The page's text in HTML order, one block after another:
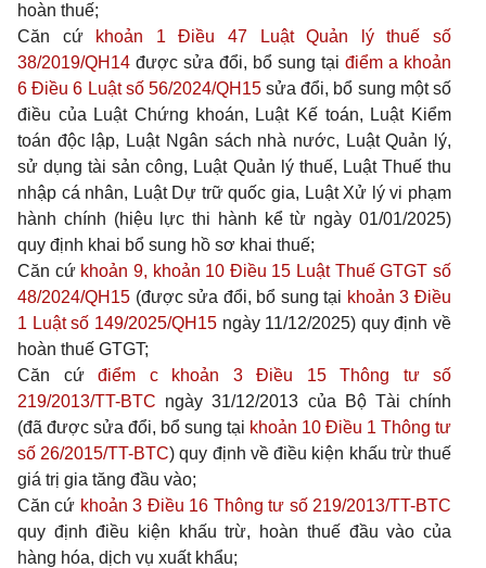
hoàn thuế;
Căn cứ
khoản 1 Điều 47 Luật Quản lý thuế số
38/2019/QH14 được sửa đổi, bổ sung tại điểm a khoản
6 Điều 6 Luật số 56/2024/QH15sửa đổi, bổ sung một số
điều của Luật Chứng khoán, Luật Kế toán, Luật Kiểm
toán độc lập, Luật Ngân sách nhà nước, Luật Quản lý,
sử dụng tài sản công, Luật Quản lý thuế, Luật Thuế thu
nhập cá nhân, Luật Dự trữ quốc gia, Luật Xử lý vi phạm
hành chính (hiệu lực thi hành kể từ ngày 01/01/2025)
quy định khai bổ sung hồ sơ khai thuế;
Căn cứ khoản 9, khoản 10 Điều 15 Luật Thuế GTGT số
48/2024/QH15 (được sửa đổi, bổ sung tại khoản 3 Điều
1 Luật số 149/2025/QH15ngày 11/12/2025) quy định về
hoàn thuế GTGT;
Căn cứ điểm c khoản 3 Điều 15 Thông tư số
219/2013/TT-BTC ngày 31/12/2013 của Bộ Tài chính
(đã được sửa đổi, bổ sung tại khoản 10 Điều 1 Thông tư
số 26/2015/TT-BTC) quy định về điều kiện khấu trừ thuế
giá trị gia tăng đầu vào;
Căn cứ khoản 3 Điều 16 Thông tư số 219/2013/TT-BTC
quy định điều kiện khấu trừ, hoàn thuế đầu vào của
hàng hóa, dịch vụ xuất khẩu;